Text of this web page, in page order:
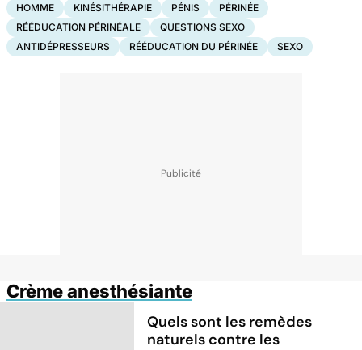
HOMME
KINÉSITHÉRAPIE PÉNIS
PÉRINÉE
RÉÉDUCATION PÉRINÉALE
QUESTIONS SEXO
ANTIDÉPRESSEURS
RÉÉDUCATION DU PÉRINÉE SEXO
Crème anesthésiante
Quels sont les remèdes
naturels contre les